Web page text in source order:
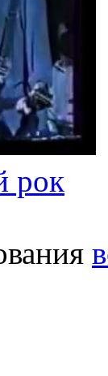
рок